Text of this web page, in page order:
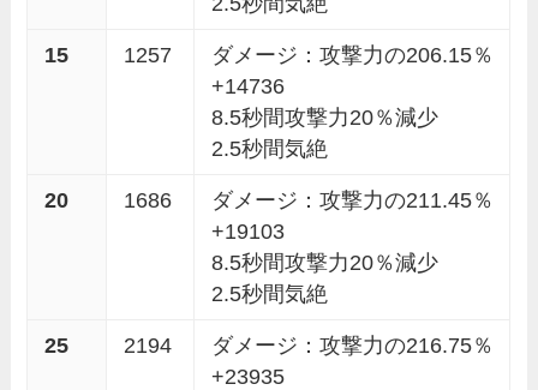
15 1257
ダメージ：攻撃力の206.15％
+14736
8.5秒間攻撃力20％減少
2.5秒間気絶
20 1686
ダメージ：攻撃力の211.45％
+19103
8.5秒間攻撃力20％減少
2.5秒間気絶
25 2194
ダメージ：攻撃力の216.75％
+23935